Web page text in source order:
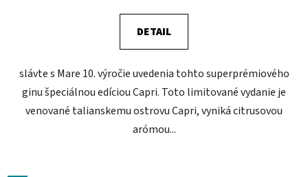
DETAIL
slávte s Mare 10. výročie uvedenia tohto superprémiového
ginu špeciálnou edíciou Capri. Toto limitované vydanie je
venované talianskemu ostrovu Capri, vyniká citrusovou
arómou...